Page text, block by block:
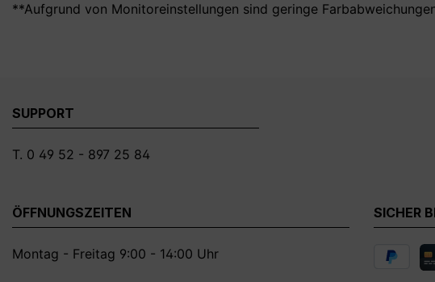
**Aufgrund von Monitoreinstellungen sind geringe
SUPPORT
T. 0 49 52 - 897 25 84
ÖFFNUNGSZEITEN
Montag - Freitag 9:00 - 14:00 Uhr
SICHER